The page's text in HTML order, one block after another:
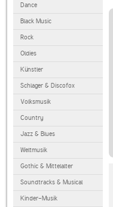
Dance
Black Music
Rock
Oldies
Künstler
Schlager & Discofox
Volksmusik
Country
Jazz & Blues
Weltmusik
Gothic & Mittelalter
Soundtracks & Musical
Kinder-Musik